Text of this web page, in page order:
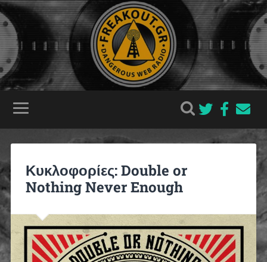
Κυκλοφορίες: Double or
Nothing Never Enough